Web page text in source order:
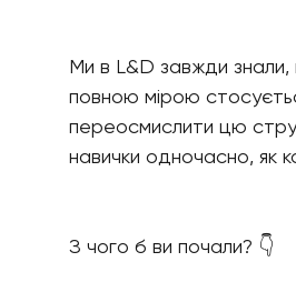
Ми в L&D завжди знали,
повною мірою
переосмислити цю
навички одночасно, як
З чого б ви почали? 👇